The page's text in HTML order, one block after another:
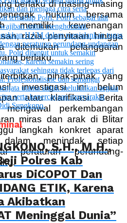
berlaku di masing-masing
hukum bersama
memiliki kewenangan
razia, penyitaan, hingga
ditemukan pelanggaran
berlaku.
pihak-pihak yang
investigasi ini belum
atau klarifikasi. Berita
perkembangan
miras dan arak di Blitar
langkah konkret aparat
menindak setiap
peraturan perundang-
S.H., M.H.,
Polres Kab
DiCOPOT Dan
ETIK, Karena
Akibatkan
Meninggal Dunia”